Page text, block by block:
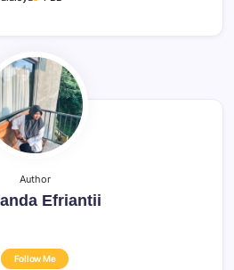
Author
Efriantii
Follow Me